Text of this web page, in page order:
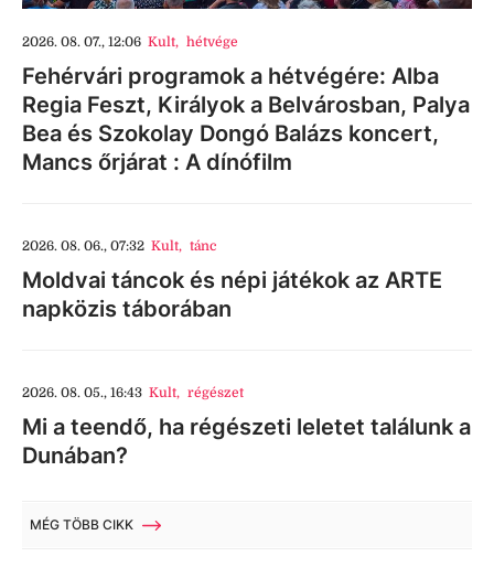
2026. 08. 07., 12:06 Kult, hétvége
Fehérvári programok a hétvégére: Alba
Regia Feszt, Királyok a Belvárosban, Palya
Bea és Szokolay Dongó Balázs koncert,
Mancs őrjárat : A dínófilm
2026. 08. 06., 07:32 Kult, tánc
Moldvai táncok és népi játékok az ARTE
napközis táborában
2026. 08. 05., 16:43 Kult, régészet
Mi a teendő, ha régészeti leletet találunk a
Dunában?
MÉG TÖBB CIKK